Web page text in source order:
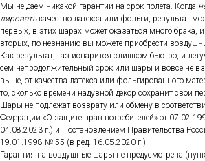
Мы не да­ем ни­какой га­ран­тии на срок по­лета. Ког­да
лиро­ватька­чес­тво ла­тек­са или фоль­ги, ре­зуль­тат
пер­вых, в этих ша­рах мо­жет ока­зать­ся мно­го бра­ка,
вто­рых, по нез­на­нию вы мо­жете при­об­рести
Как ре­зуль­тат, газ ис­па­рит­ся слиш­ком быс­тро, и
сем неп­ро­дол­жи­тель­ный срок или ша­ры и вов­се не
вы­ше, от ка­чес­тва ла­тек­са или фоль­ги­рован­но­го
то, сколь­ко вре­мени на­дув­ной де­кор сох­ра­нит свои
Ша­ры не под­ле­жат воз­вра­ту или об­ме­ну в
Фе­дера­ции «О за­щите прав пот­ре­бите­лей» от
04.08.2023 г.) и Пос­та­нов­ле­ни­ем Пра­витель­ства
19.01.1998 № 55 (в ред. 16.05.2020 г.)
Га­ран­тия на воз­душные ша­ры не пре­дус­мотре­на